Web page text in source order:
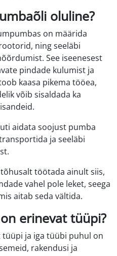
oluline?
on määrida
ning seeläbi
See iseenesest
pindade kulumist ja
kaasa pikema tööea,
võib sisaldada ka
aidata soojust pumba
ja seeläbi
töötada ainult siis,
vahel pole leket, seega
aitab seda vältida.
erinevat tüüpi?
ja iga tüübi puhul on
rakendusi ja